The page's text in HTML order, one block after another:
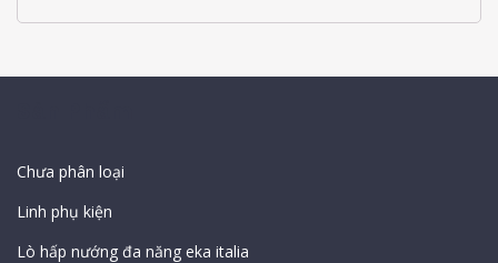
Chưa phân loại
Linh phụ kiện
Lò hấp nướng đa năng eka italia